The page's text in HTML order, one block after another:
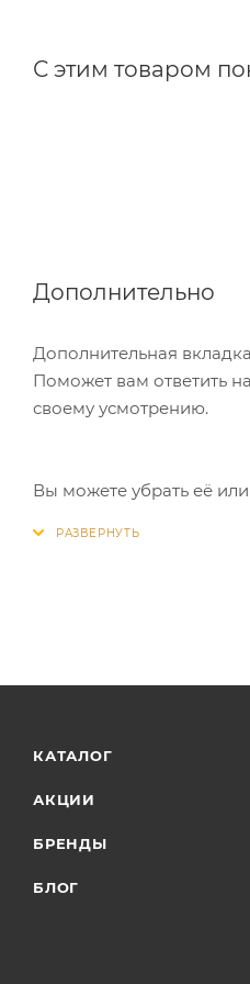
С этим товаром
Дополнительно
Дополнительная
Поможет вам ответить
своему усмотрению.
Вы можете убрать её
КАТАЛОГ
АКЦИИ
БРЕНДЫ
БЛОГ